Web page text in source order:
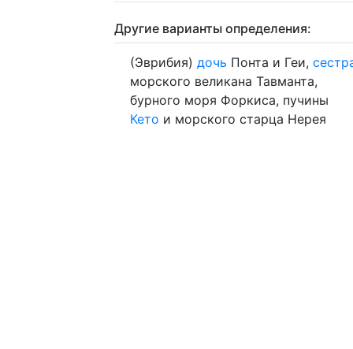
Другие варианты определения:
(Эврибия) дочь Понта и Геи,
морского великана Тавманта,
бурного моря Форкиса, пучины
Кето и морского старца Нерея